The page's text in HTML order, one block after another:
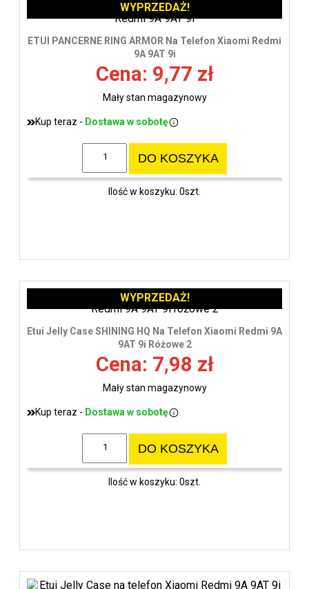
ETUI PANCERNE RING ARMOR Na Telefon Xiaomi Redmi
9A 9AT 9i
Cena: 9,77 zł
Mały stan magazynowy
Kup teraz - Dostawa w sobotę
DO KOSZYKA
Ilość w koszyku: 0szt.
WYPRZEDAŻ!
Etui Jelly Case SHINING HQ Na Telefon Xiaomi Redmi 9A
9AT 9i Różowe 2
Cena: 7,98 zł
Mały stan magazynowy
Kup teraz - Dostawa w sobotę
DO KOSZYKA
Ilość w koszyku: 0szt.
WYPRZEDAŻ!